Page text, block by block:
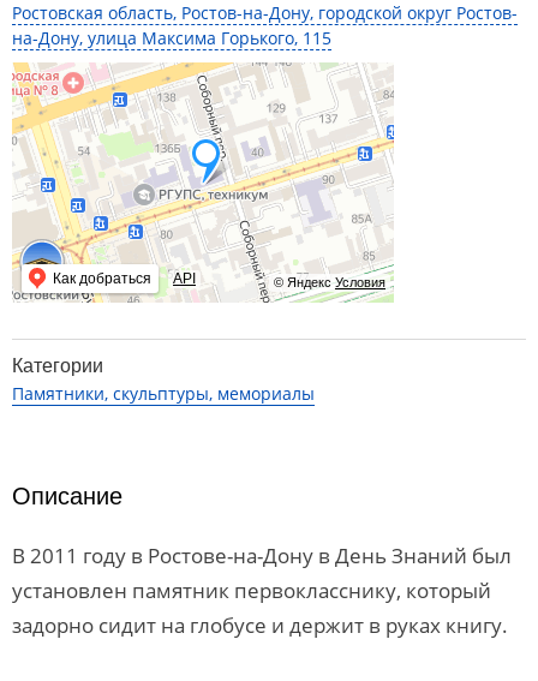
Ростовская область, Ростов-на-Дону, городской округ Ростов-
на-Дону, улица Максима Горького, 115
© Яндекс Условия
Как добраться API
Категории
Памятники, скульптуры, мемориалы
Описание
В 2011 году в Ростове-на-Дону в День Знаний был
установлен памятник первокласснику, который
задорно сидит на глобусе и держит в руках книгу.